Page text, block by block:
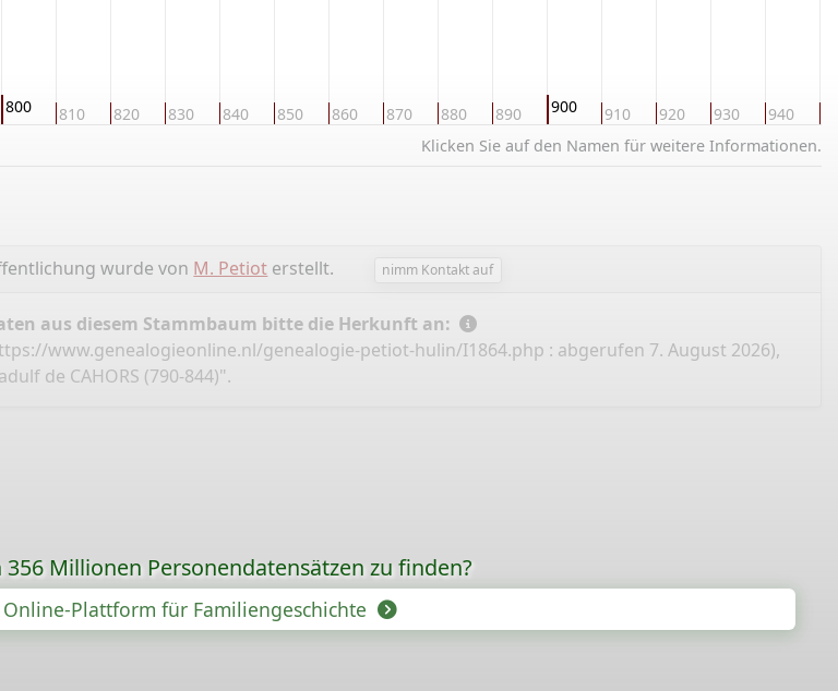
800 810 820 830 840 850 860 870 880 890 900 910 920 930 940
Klicken Sie auf den Namen für weitere Informationen.
wurde von M. Petiot erstellt. nimm Kontakt auf
aus diesem Stammbaum bitte die Herkunft an:
www.genealogieonline.nl/genealogie-petiot-hulin/I1864.php : abgerufen 7. August 2026),
de CAHORS (790-844)".
Millionen Personendatensätzen zu finden?
Plattform für Familiengeschichte